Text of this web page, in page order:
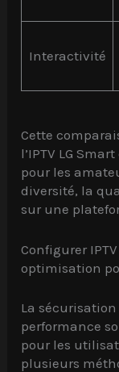
Interactivité
Cette
l’IPTV LG
pour les
diversité, la
sur une
Configurer
optimisation
La sécurisation
performance
pour les
plusieurs